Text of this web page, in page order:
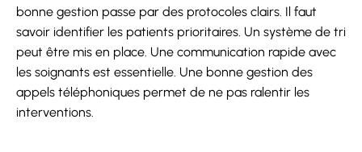
bonne gestion passe par des protocoles clairs. Il faut
savoir identifier les patients prioritaires. Un système de tri
peut être mis en place. Une communication rapide avec
les soignants est essentielle. Une bonne gestion des
appels téléphoniques permet de ne pas ralentir les
interventions.